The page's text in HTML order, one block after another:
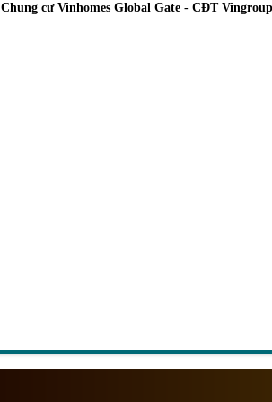
Chung cư Vinhomes Global Gate - CĐT